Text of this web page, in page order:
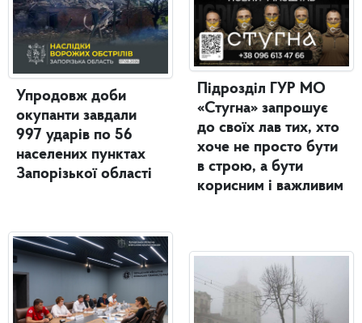
Упродовж доби
окупанти завдали
997 ударів по 56
населених пунктах
Запорізької області
Підрозділ ГУР МО
«Стугна» запрошує
до своїх лав тих, хто
хоче не просто бути
в строю, а бути
корисним і важливим